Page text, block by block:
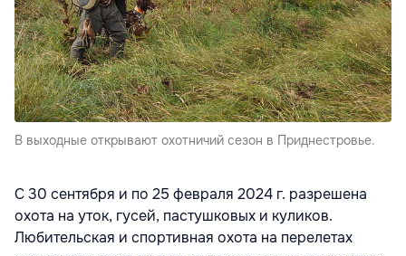
В выходные открывают охотничий сезон в Приднестровье.
С 30 сентября и по 25 февраля 2024 г. разрешена
охота на уток, гусей, пастушковых и куликов.
Любительская и спортивная охота на перелетах